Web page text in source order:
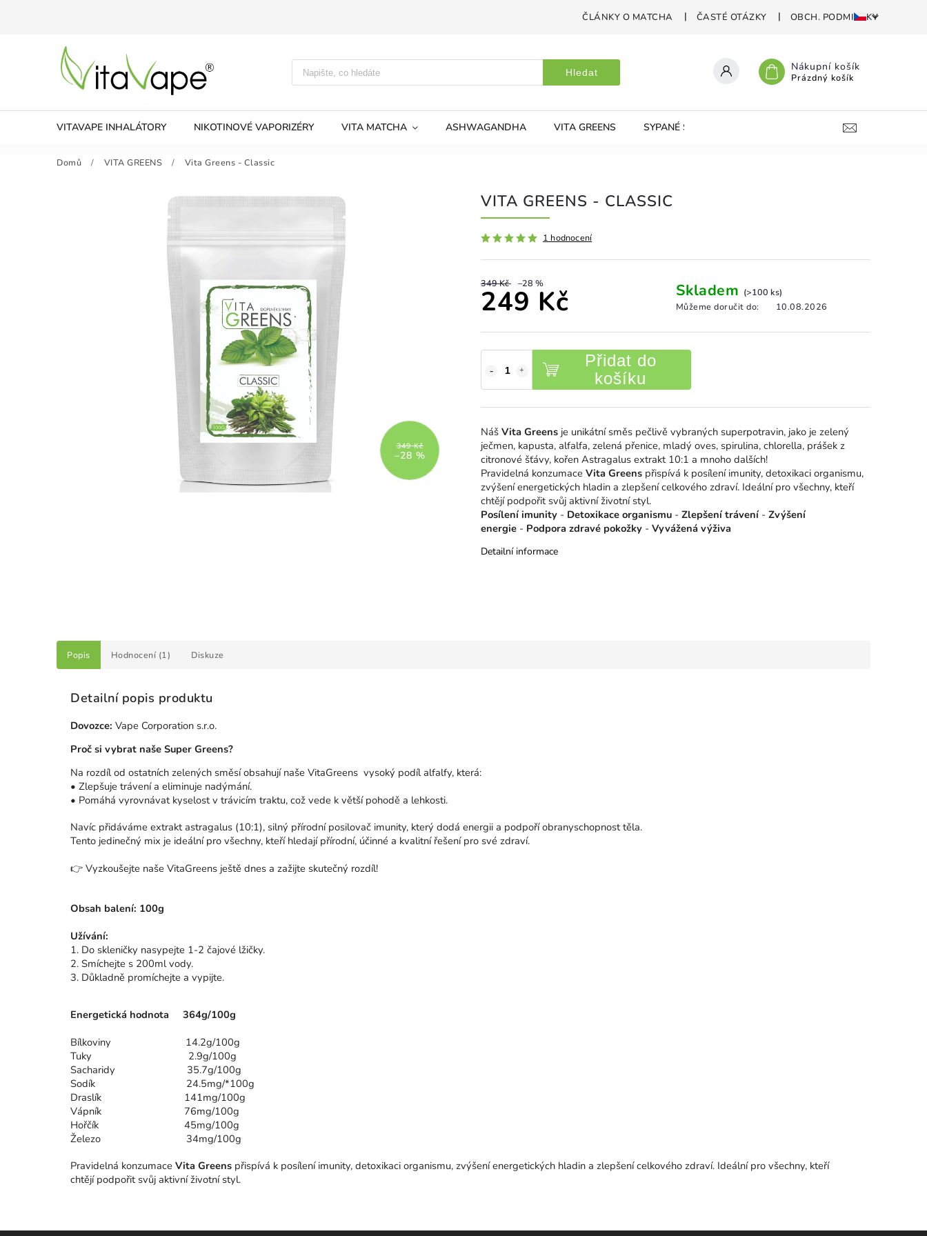
ČLÁNKY O MATCHA ČASTÉ OTÁZKY OBCH. PODMIENKY
Hledat Nákupní košík
Prázdný košík
VITAVAPE INHALÁTORY NIKOTINOVÉ VAPORIZÉRY VITA MATCHA ASHWAGANDHA VITA GREENS SYPANÉ SVÍČKY KONTAKT
Domů / VITA GREENS / Vita Greens - Classic
349 Kč
–28 %
VITA GREENS - CLASSIC
1 hodnocení
349 Kč –28 %
249 Kč Skladem (>100 ks)
Můžeme doručit do:
10.08.2026
Přidat do
košíku
Náš Vita Greens je unikátní směs pečlivě vybraných superpotravin, jako je zelený
ječmen, kapusta, alfalfa, zelená přenice, mladý oves, spirulina, chlorella, prášek z
citronové šťávy, kořen Astragalus extrakt 10:1 a mnoho dalších!
Pravidelná konzumace Vita Greens přispívá k posílení imunity, detoxikaci organismu,
zvýšení energetických hladin a zlepšení celkového zdraví. Ideální pro všechny, kteří
chtějí podpořit svůj aktivní životní styl.
Posílení imunity - Detoxikace organismu - Zlepšení trávení - Zvýšení
energie - Podpora zdravé pokožky - Vyvážená výživa
Detailní informace
Popis Hodnocení (1) Diskuze
Detailní popis produktu
Dovozce: Vape Corporation s.r.o.
Proč si vybrat naše Super Greens?
Na rozdíl od ostatních zelených směsí obsahují naše VitaGreens vysoký podíl alfalfy, která:
• Zlepšuje trávení a eliminuje nadýmání.
• Pomáhá vyrovnávat kyselost v trávicím traktu, což vede k větší pohodě a lehkosti.
Navíc přidáváme extrakt astragalus (10:1), silný přírodní posilovač imunity, který dodá energii a podpoří obranyschopnost těla.
Tento jedinečný mix je ideální pro všechny, kteří hledají přírodní, účinné a kvalitní řešení pro své zdraví.
👉 Vyzkoušejte naše VitaGreens ještě dnes a zažijte skutečný rozdíl!
Obsah balení: 100g
Užívání:
1. Do skleničky nasypejte 1-2 čajové lžičky.
2. Smíchejte s 200ml vody.
3. Důkladně promíchejte a vypijte.
Energetická hodnota 364g/100g
Bílkoviny 14.2g/100g
Tuky 2.9g/100g
Sacharidy 35.7g/100g
Sodík 24.5mg/*100g
Draslík 141mg/100g
Vápník 76mg/100g
Hořčík 45mg/100g
Železo 34mg/100g
Pravidelná konzumace Vita Greens přispívá k posílení imunity, detoxikaci organismu, zvýšení energetických hladin a zlepšení celkového zdraví. Ideální pro všechny, kteří
chtějí podpořit svůj aktivní životní styl.